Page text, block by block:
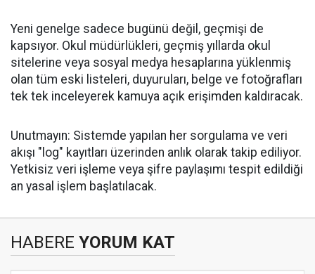
​Yeni genelge sadece bugünü değil, geçmişi de
kapsıyor. Okul müdürlükleri, geçmiş yıllarda okul
sitelerine veya sosyal medya hesaplarına yüklenmiş
olan tüm eski listeleri, duyuruları, belge ve fotoğrafları
tek tek inceleyerek kamuya açık erişimden kaldıracak.
​Unutmayın: Sistemde yapılan her sorgulama ve veri
akışı "log" kayıtları üzerinden anlık olarak takip ediliyor.
Yetkisiz veri işleme veya şifre paylaşımı tespit edildiği
an yasal işlem başlatılacak.
HABERE YORUM KAT